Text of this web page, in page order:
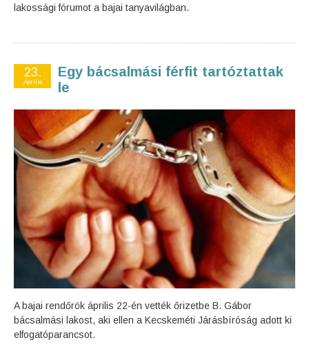
lakossági fórumot a bajai tanyavilágban.
23.
Április
Egy bácsalmási férfit tartóztattak
le
A bajai rendőrök április 22-én vették őrizetbe B. Gábor
bácsalmási lakost, aki ellen a Kecskeméti Járásbíróság adott ki
elfogatóparancsot.